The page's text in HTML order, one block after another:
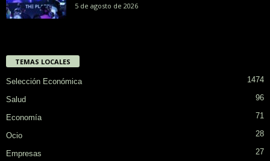
5 de agosto de 2026
TEMAS LOCALES
Selección Económica 1474
Salud 96
Economía 71
Ocio 28
Empresas 27